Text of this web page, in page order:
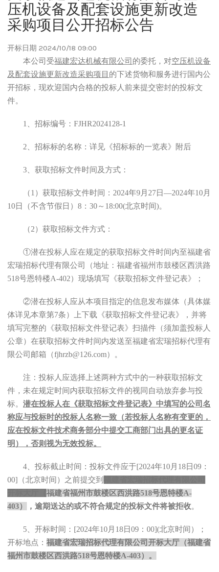
压机设备及配套设施更新改造
采购项目公开招标公告
开标日期 2024/10/18 09:00
本公司受福建宏达机械有限公司 的委托，对空压机设备
及配套设施更新改造采购项目 的下述货物和服务进行国内公
开招标，现欢迎国内合格的投标人前来提交密封的投标文
件。
1 、招标编号： FJHR2024128-1
2 、招标标的名称：详见《招标标的一览表》附后
3 、获取招标文件时间及方式：
（1 ）获取招标文件时间： 2024年9月 27日 —2024年10月
10日（不含节假日） 8 ： 30～ 18:00(北京时间)。
（2）获取招标文件方式：
①潜在投标人应在规定的获取招标文件时间内至福建省
宏瑞招标代理有限公司（地址：福建省福州市鼓楼区西洪路
518号恩特楼A-402）现场填写《获取招标文件登记表》；
②潜在投标人应从本项目指定的信息发布媒体（具体媒
体详见本章第7条）上下载《获取招标文件登记表》，并将
填写完整的《获取招标文件登记表》扫描件（须加盖投标人
公章）在获取招标文件时间内发送至福建省宏瑞招标代理有
限公司邮箱（fjhrzb@126.com）。
注：投标人应选择上述两种方式中的一种获取招标文
件，未在规定时间内获取招标文件的视同自动放弃参与投
标。 潜在投标人在《获取招标文件登记表》中填写的公司名
称应与投标时的投标人名称一致（若投标人名称有变更的，
应在投标文件技术商务部分中提交工商部门出具的更名证
明），否则视为无效投标。
4 、投标截止时间：投标文件应于[2024年10月18日 09 ：
00] （北京时间）之前提交到
福建省福州市鼓楼区西洪路518号恩特楼A-
403） ，逾期送达的或不符合规定的投标文件将被拒收。
5 、开标时间： [2024年10月18日 09 ： 00](北京时间）；
开标地点： 福建省宏瑞招标代理有限公司开标大厅（福建省
福州市鼓楼区西洪路518号恩特楼A-403）。